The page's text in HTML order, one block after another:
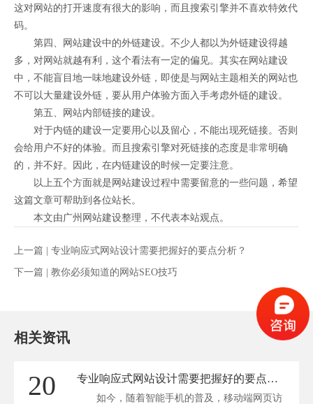
这对网站的打开速度有很大的影响，而且搜索引擎并不喜欢特效代
码。
第四、网站建设中的外链建设。不少人都以为外链建设得越
多，对网站就越有利，这个看法有一定的偏见。其实在网站建设
中，不能盲目地一味地建设外链，即使是与网站主题相关的网站也
不可以大量建设外链，要从用户体验方面入手考虑外链的建设。
第五、网站内部链接的建设。
对于内链的建设一定要用心以及留心，不能出现死链接。否则
会给用户不好的体验。而且搜索引擎对死链接的态度是非常明确
的，并不好。因此，在内链建设的时候一定要注意。
以上五个方面就是网站建设过程中需要留意的一些问题，希望
这篇文章可帮助到各位站长。
本文由广州网站建设整理，不代表本站观点。
上一篇 | 专业响应式网站设计需要把握好的要点分析？
下一篇 | 教你必须知道的网站SEO技巧
相关资讯
20 专业响应式网站设计需要把握好的要点分析？
如今，随着智能手机的普及，移动端网页访